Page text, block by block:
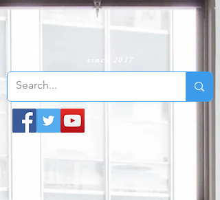
since 2017